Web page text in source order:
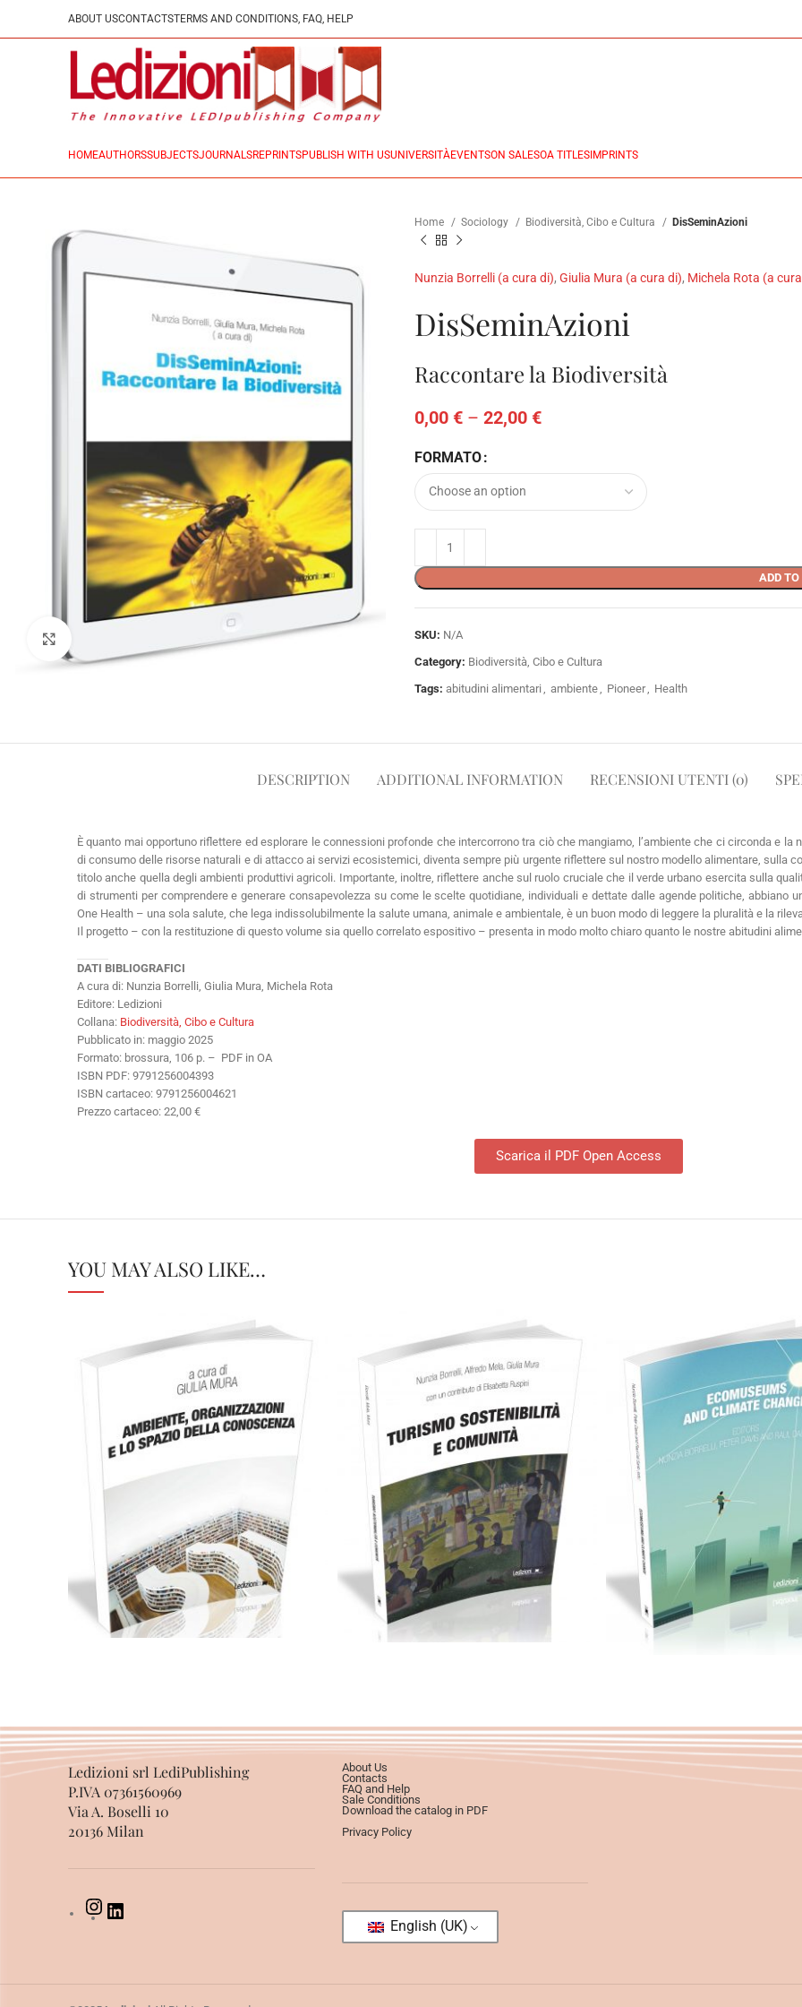
ABOUT USCONTACTSTERMS AND CONDITIONS, FAQ, HELP
HOMEAUTHORSSUBJECTSJOURNALSREPRINTSPUBLISH WITH USUNIVERSITÀEVENTSON SALESOA TITLES IMPRINTS
Home Sociology Biodiversità, Cibo e Cultura DisSeminAzioni
Nunzia Borrelli (a cura di), Giulia Mura (a cura di), Michela Rota (a
DisSeminAzioni
Raccontare la Biodiversità
0,00 € – 22,00 €
FORMATO
ADD
SKU: N/A
Category: Biodiversità, Cibo e Cultura
Tags: abitudini alimentari ambiente Pioneer Health
DESCRIPTION ADDITIONAL INFORMATION RECENSIONI UTENTI (0)
È quanto mai opportuno riflettere ed esplorare le connessioni profonde che intercorrono tra ciò che mangiamo, l’ambiente che ci circonda e
di consumo delle risorse naturali e di attacco ai servizi ecosistemici, diventa sempre più urgente riflettere sul nostro modello alimentare, sulla
titolo anche quella degli ambienti produttivi agricoli. Importante, inoltre, riflettere anche sul ruolo cruciale che il verde urbano esercita sulla
di strumenti per comprendere e generare consapevolezza su come le scelte quotidiane, individuali e dettate dalle agende politiche, abbiano
One Health – una sola salute, che lega indissolubilmente la salute umana, animale e ambientale, è un buon modo di leggere la pluralità e la
Il progetto – con la restituzione di questo volume sia quello correlato espositivo – presenta in modo molto chiaro quanto le nostre abitudini
DATI BIBLIOGRAFICI
A cura di: Nunzia Borrelli, Giulia Mura, Michela Rota
Editore: Ledizioni
Collana: Biodiversità, Cibo e Cultura
Pubblicato in: maggio 2025
Formato: brossura, 106 p. – PDF in OA
ISBN PDF: 9791256004393
ISBN cartaceo: 9791256004621
Prezzo cartaceo: 22,00 €
Scarica il PDF Open Access
YOU MAY ALSO LIKE…
18,00€
Add to basket
18,00€
Add to basket
13,99€ 28,00
Select options
Ledizioni srl LediPublishing
P.IVA 07361560969
Via A. Boselli 10
20136 Milan
About Us
Contacts
FAQ and Help
Sale Conditions
Download the catalog in PDF
Privacy Policy
English (UK)